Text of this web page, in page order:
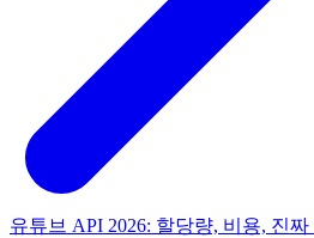
유튜브 API 2026: 할당량, 비용, 진짜